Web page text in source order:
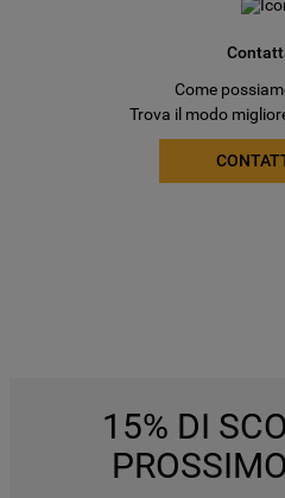
Come
Trova il modo
15% DI